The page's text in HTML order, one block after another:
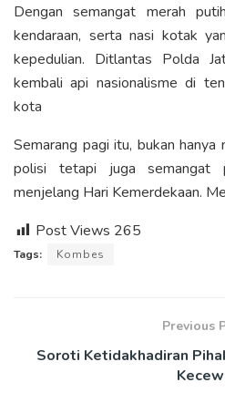
Dengan semangat merah
kendaraan, serta nasi kotak
kepedulian. Ditlantas Polda
kembali api nasionalisme di
kota
Semarang pagi itu, bukan
polisi tetapi juga semangat
menjelang Hari Kemerdekaan.
Post Views 265
Tags: Kombes
Previous
Soroti Ketidakhadiran